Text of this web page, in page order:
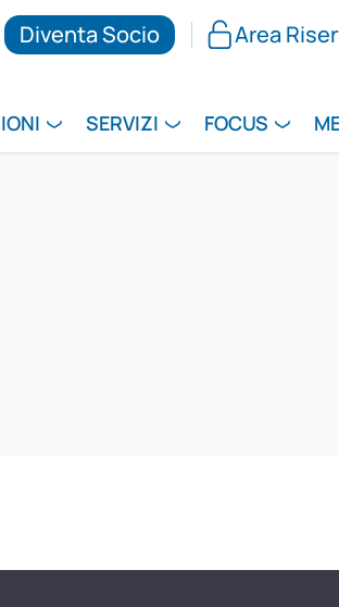
Diventa Socio Area
SERVIZI FOCUS